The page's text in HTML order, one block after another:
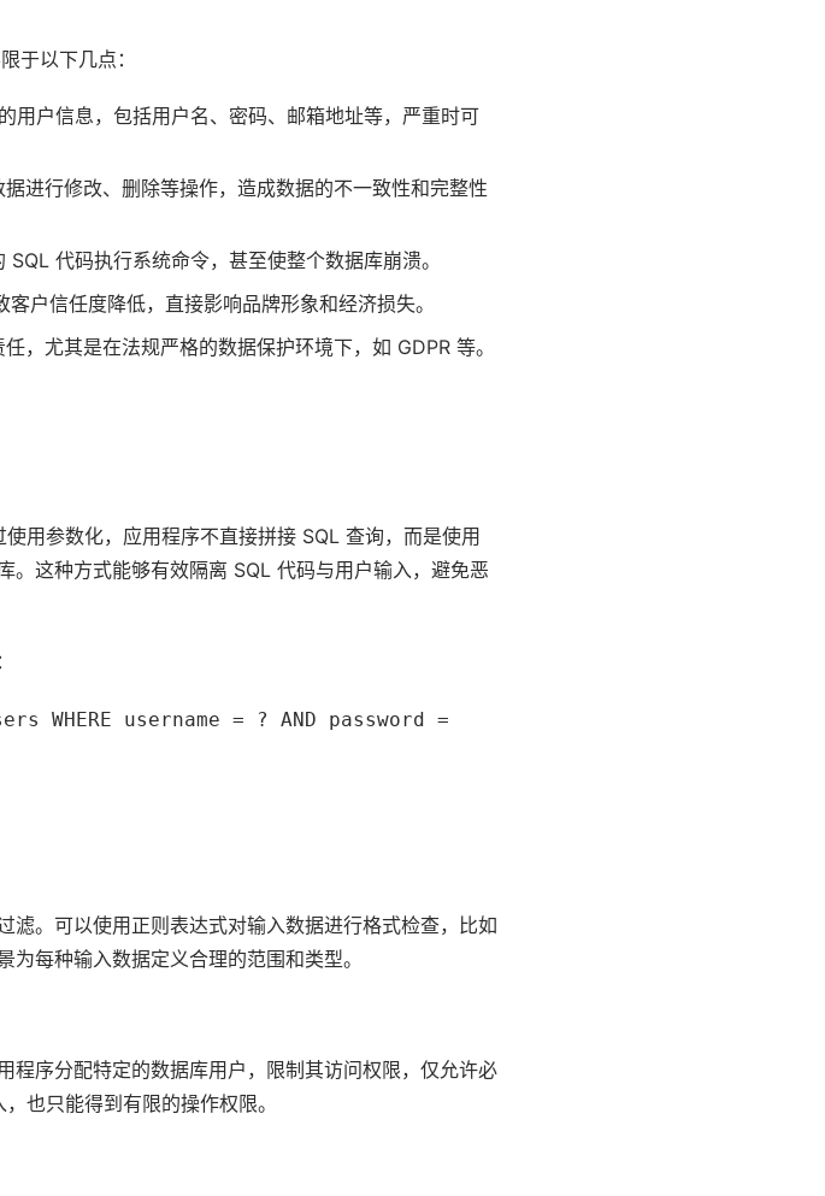
于以下几点：
用户信息，包括用户名、密码、邮箱地址等，严重时可
进行修改、删除等操作，造成数据的不一致性和完整性
代码执行系统命令，甚至使整个数据库崩溃。
户信任度降低，直接影响品牌形象和经济损失。
，尤其是在法规严格的数据保护环境下，如 GDPR 等。
用参数化，应用程序不直接拼接 SQL 查询，而是使用
这种方式能够有效隔离 SQL 代码与用户输入，避免恶
WHERE username = ? AND password =
。可以使用正则表达式对输入数据进行格式检查，比如
每种输入数据定义合理的范围和类型。
程序分配特定的数据库用户，限制其访问权限，仅允许必
也只能得到有限的操作权限。